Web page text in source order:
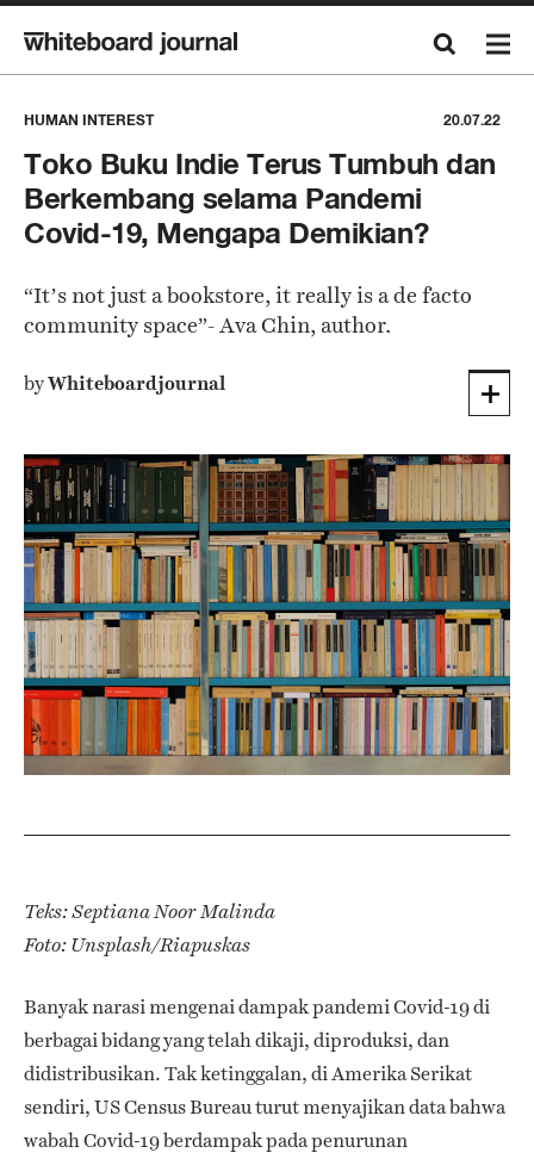
HUMAN INTEREST 20.07.22
Toko Buku Indie Terus Tumbuh dan
Berkembang selama Pandemi
Covid-19, Mengapa Demikian?
“It’s not just a bookstore, it really is a de facto
community space”- Ava Chin, author.
byWhiteboardjournal
Teks: Septiana Noor Malinda
Foto: Unsplash/Riapuskas
Banyak narasi mengenai dampak pandemi Covid-19 di
berbagai bidang yang telah dikaji, diproduksi, dan
didistribusikan. Tak ketinggalan, di Amerika Serikat
sendiri, US Census Bureau turut menyajikan data bahwa
wabah Covid-19 berdampak pada penurunan